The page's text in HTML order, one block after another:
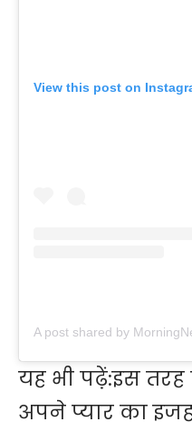
View this post on
यह भी पढ़ें:इस तरह
अपने प्यार का